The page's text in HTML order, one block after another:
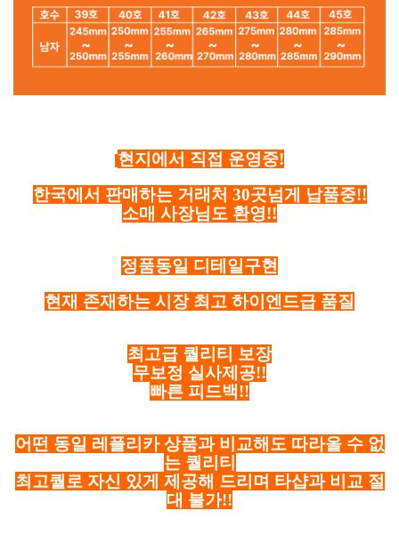
현지에서 직접 운영중!
한국에서 판매하는 거래처 30곳넘게 납품중!!
소매 사장님도 환영!!
정품동일 디테일구현
현재 존재하는 시장 최고 하이엔드급 품질
최고급 퀄리티 보장
무보정 실사제공!!
빠른 피드백!!
어떤 동일 레플리카 상품과 비교해도 따라올 수 없
는 퀄리티
최고퀄로 자신 있게 제공해 드리며 타샵과 비교 절
대 불가!!